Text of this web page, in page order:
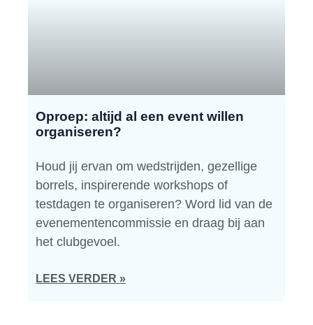
Oproep: altijd al een event willen
organiseren?
Houd jij ervan om wedstrijden, gezellige
borrels, inspirerende workshops of
testdagen te organiseren? Word lid van de
evenementencommissie en draag bij aan
het clubgevoel.
LEES VERDER »